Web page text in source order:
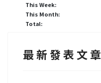
This Week:
This Month:
Total:
最 新 發 表 文 章